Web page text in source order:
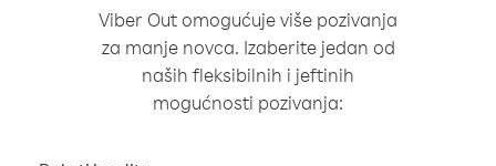
Viber Out omogućuje više pozivanja
za manje novca. Izaberite jedan od
naših fleksibilnih i jeftinih
mogućnosti pozivanja: